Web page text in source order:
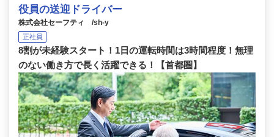
役員の送迎ドライバー
株式会社セーフティ /sh-y
正社員
8割が未経験スタート！1日の運転時間は3時間程度！無理
のない働き方で長く活躍できる！【首都圏】